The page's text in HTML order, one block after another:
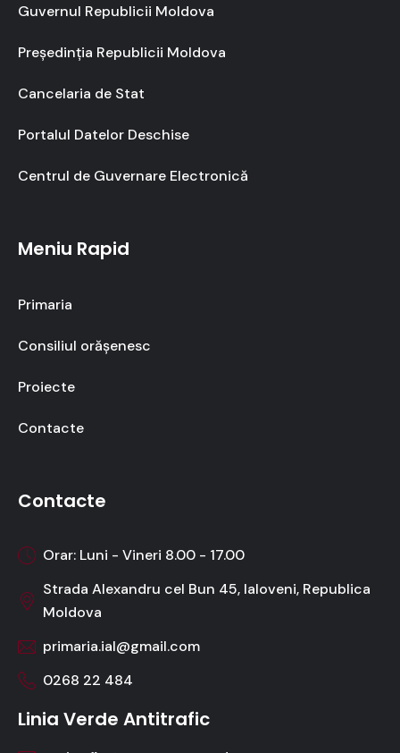
Guvernul Republicii Moldova
Președinția Republicii Moldova
Cancelaria de Stat
Portalul Datelor Deschise
Centrul de Guvernare Electronică
Meniu Rapid
Primaria
Consiliul orășenesc
Proiecte
Contacte
Contacte
Orar: Luni - Vineri 8.00 - 17.00
Strada Alexandru cel Bun 45, Ialoveni, Republica
Moldova
primaria.ial@gmail.com
0268 22 484
Linia Verde Antitrafic